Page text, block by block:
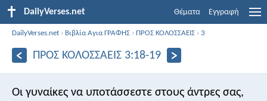
DailyVerses.net Θέματα Εγγραφή
DailyVerses.net › Βιβλία Αγια ΓΡΑΦΗΣ › ΠΡΟΣ ΚΟΛΟΣΣΑΕΙΣ ›3
ΠΡΟΣ ΚΟΛΟΣΣΑΕΙΣ 3:18-19
Οι γυναίκες να υποτάσσεστε στους άντρες σας,